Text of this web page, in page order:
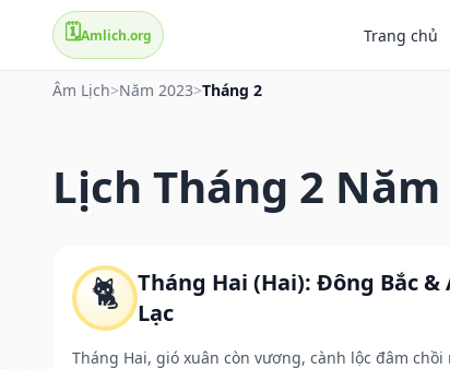
🗓️Amlich.org Trang chủ
Âm Lịch>Năm 2023>Tháng 2
Lịch Tháng 2 Năm
🐈
Tháng Hai (Hai): Đông Bắc &
Lạc
Tháng Hai, gió xuân còn vương, cành lộc đâm chồi